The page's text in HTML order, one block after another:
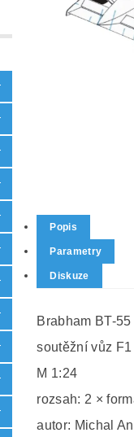
Popis
Parametry
Diskuze
Brabham BT-55
soutěžní vůz F1
M 1:24
rozsah: 2 ×
autor: Michal